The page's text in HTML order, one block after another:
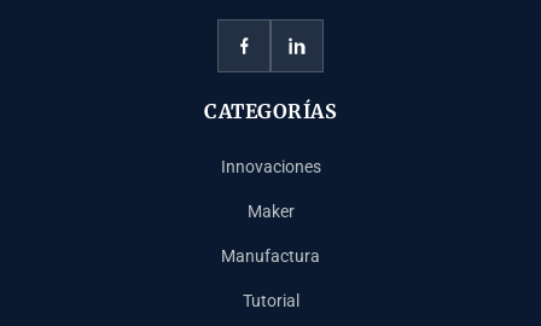
CATEGORÍAS
Innovaciones
Maker
Manufactura
Tutorial